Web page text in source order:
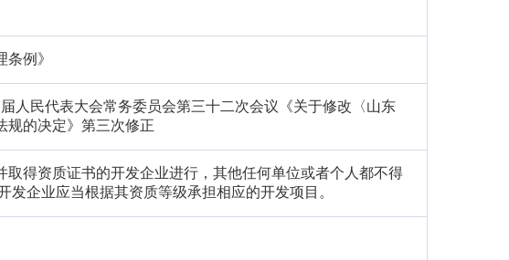
例》
人民代表大会常务委员会第三十二次会议《关于修改〈山东
规的决定》第三次修正
取得资质证书的开发企业进行，其他任何单位或者个人都不得
发企业应当根据其资质等级承担相应的开发项目。